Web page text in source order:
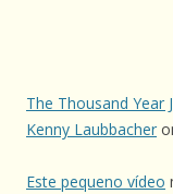
The Thousand Year
Kenny Laubbacher
Este pequeno vídeo